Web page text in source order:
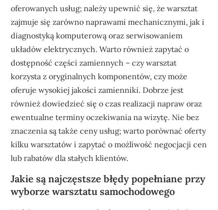
oferowanych usług; należy upewnić się, że warsztat
zajmuje się zarówno naprawami mechanicznymi, jak i
diagnostyką komputerową oraz serwisowaniem
układów elektrycznych. Warto również zapytać o
dostępność części zamiennych – czy warsztat
korzysta z oryginalnych komponentów, czy może
oferuje wysokiej jakości zamienniki. Dobrze jest
również dowiedzieć się o czas realizacji napraw oraz
ewentualne terminy oczekiwania na wizytę. Nie bez
znaczenia są także ceny usług; warto porównać oferty
kilku warsztatów i zapytać o możliwość negocjacji cen
lub rabatów dla stałych klientów.
Jakie są najczęstsze błędy popełniane przy
wyborze warsztatu samochodowego